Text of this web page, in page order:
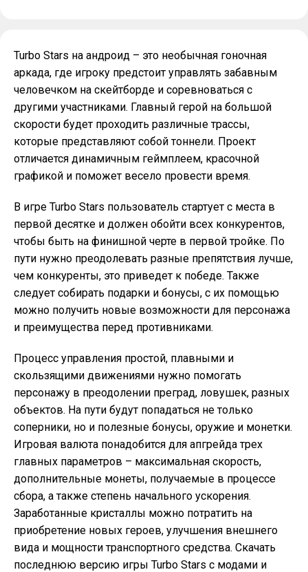
Turbo Stars на андроид – это необычная гоночная
аркада, где игроку предстоит управлять забавным
человечком на скейтборде и соревноваться с
другими участниками. Главный герой на большой
скорости будет проходить различные трассы,
которые представляют собой тоннели. Проект
отличается динамичным геймплеем, красочной
графикой и поможет весело провести время.
В игре Turbo Stars пользователь стартует с места в
первой десятке и должен обойти всех конкурентов,
чтобы быть на финишной черте в первой тройке. По
пути нужно преодолевать разные препятствия лучше,
чем конкуренты, это приведет к победе. Также
следует собирать подарки и бонусы, с их помощью
можно получить новые возможности для персонажа
и преимущества перед противниками.
Процесс управления простой, плавными и
скользящими движениями нужно помогать
персонажу в преодолении преград, ловушек, разных
объектов. На пути будут попадаться не только
соперники, но и полезные бонусы, оружие и монетки.
Игровая валюта понадобится для апгрейда трех
главных параметров – максимальная скорость,
дополнительные монеты, получаемые в процессе
сбора, а также степень начального ускорения.
Заработанные кристаллы можно потратить на
приобретение новых героев, улучшения внешнего
вида и мощности транспортного средства. Скачать
последнюю версию игры Turbo Stars с модами и